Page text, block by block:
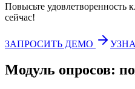
Повысьте удовлетворенность
сейчас!
ЗАПРОСИТЬ ДЕМО
Модуль опросов: